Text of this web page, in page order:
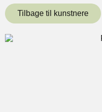
Tilbage til kunstnere